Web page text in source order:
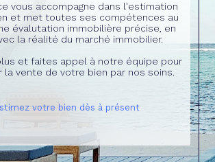
vous accompagne dans l'estimation
et met toutes ses compétences au
évalutation immobilière précise, en
la réalité du marché immobilier.
et faites appel à notre équipe pour
la vente de votre bien par nos soins.
votre bien dès à présent